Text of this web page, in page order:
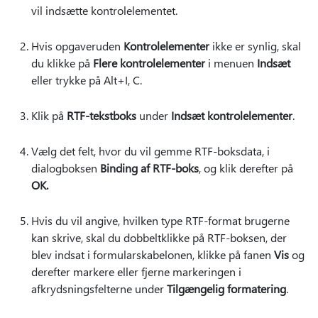
vil indsætte kontrolelementet.
Hvis opgaveruden Kontrolelementerikke er synlig, skal
du klikke på Flere kontrolelementeri menuen Indsæt
eller trykke på Alt+I, C.
Klik på RTF-tekstboks under Indsæt kontrolelementer.
Vælg det felt, hvor du vil gemme RTF-boksdata, i
dialogboksen Binding af RTF-boks, og klik derefter på
OK.
Hvis du vil angive, hvilken type RTF-format brugerne
kan skrive, skal du dobbeltklikke på RTF-boksen, der
blev indsat i formularskabelonen, klikke på fanen Visog
derefter markere eller fjerne markeringen i
afkrydsningsfelterne underTilgængelig formatering.